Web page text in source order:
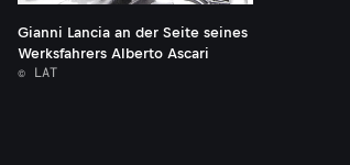
Gianni Lancia an der Seite seines
Werksfahrers Alberto Ascari
© LAT